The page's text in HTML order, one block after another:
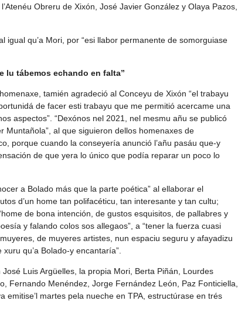
Obreru de Xixón, José Javier González y Olaya Pazos,
qu’a Mori, por “esi llabor permanente de somorguiase
lu tábemos echando en falta”
tamién agradeció al Conceyu de Xixón “el trabayu
de facer esti trabayu que me permitió acercame una
aspectos”. “Dexónos nel 2021, nel mesmu añu se publicó
al que siguieron dellos homenaxes de
porque cuando la conseyería anunció l’añu pasáu que-y
de que yera lo único que podía reparar un poco lo
a Bolado más que la parte poética” al ellaborar el
d’un home tan polifacéticu, tan interesante y tan cultu;
de bona intención, de gustos esquisitos, de pallabres y
y falando colos sos allegaos”, a “tener la fuerza cuasi
de muyeres artistes, nun espaciu seguru y afayadizu
qu’a Bolado-y encantaría”.
Luis Argüelles, la propia Mori, Berta Piñán, Lourdes
Fernando Menéndez, Jorge Fernández León, Paz Fonticiella,
emitise’l martes pela nueche en TPA, estructúrase en trés